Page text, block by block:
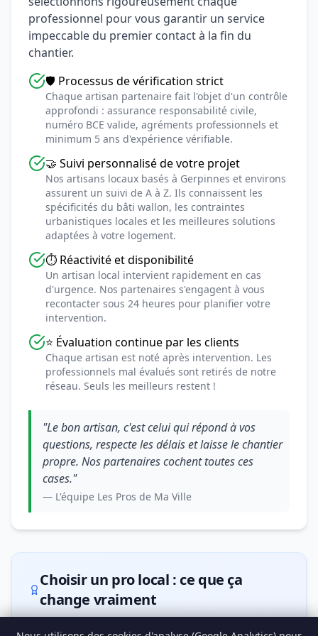
professionnel pour vous garantir un service
impeccable du premier contact à la fin du
chantier.
🛡️ Processus de vérification strict
Chaque artisan partenaire fait l'objet d'un contrôle
approfondi : assurance responsabilité civile,
numéro BCE valide, agréments professionnels et
minimum 5 ans d'expérience vérifiable.
🤝 Suivi personnalisé de votre projet
Nos artisans locaux basés à Gerpinnes et environs
assurent un suivi de A à Z. Ils connaissent les
spécificités du bâti wallon, les contraintes
urbanistiques locales et les meilleures solutions
adaptées à votre logement.
⏱️ Réactivité et disponibilité
Un artisan local intervient rapidement en cas
d'urgence. Nos partenaires s'engagent à vous
recontacter sous 24 heures pour planifier votre
intervention.
⭐ Évaluation continue par les clients
Chaque artisan est noté après intervention. Les
professionnels mal évalués sont retirés de notre
réseau. Seuls les meilleurs restent !
"Le bon artisan, c'est celui qui répond à vos
questions, respecte les délais et laisse le chantier
propre. Nos partenaires cochent toutes ces
cases."
— L'équipe Les Pros de Ma Ville
Choisir un pro local : ce que ça
change vraiment
Prendre un artisan local plutôt qu'une grosse